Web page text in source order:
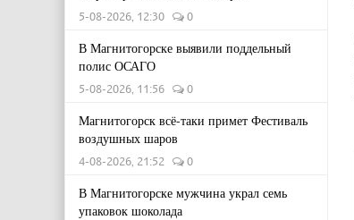
5-08-2026, 12:30 0
В Магнитогорске выявили поддельный
полис ОСАГО
5-08-2026, 11:56 0
Магнитогорск всё-таки примет Фестиваль
воздушных шаров
4-08-2026, 21:52 0
В Магнитогорске мужчина украл семь
упаковок шоколада